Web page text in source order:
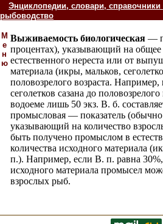
Энциклопедии, словари, справочники
рыбоводство
М
е
н
ю
Выживаемость биологическая —
процентах), указывающий на общее
естественного нереста или от
материала (икры, мальков,
половозрелого возраста.
сеголетков сазана до
водоеме лишь 50 экз. В. б.
промысловая — показатель
указывающий на количество
быть получено промыслом в
количества исходного материала
п.). Например, если В. п. равна 30%,
исходного материала промысел
взрослых рыб.